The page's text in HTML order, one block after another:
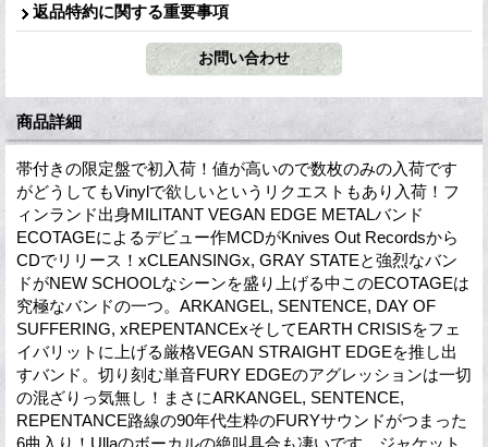
返品特約に関する重要事項
商品詳細
帯付きの限定盤で初入荷！値が高いので数枚のみの入荷です
がどうしてもVinylで欲しいというリクエストもあり入荷！フ
ィンランド出身MILITANT VEGAN EDGE METALバンド
ECOTAGEによるデビュー作MCDがKnives Out Recordsから
CDでリリース！xCLEANSINGx, GRAY STATEと強烈なバン
ドがNEW SCHOOLなシーンを盛り上げる中このECOTAGEは
究極なバンドの一つ。ARKANGEL, SENTENCE, DAY OF
SUFFERING, xREPENTANCExそしてEARTH CRISISをフェ
イバリットに上げる厳格VEGAN STRAIGHT EDGEを推し出
すバンド。切り刻む単音FURY EDGEのアグレッションは一切
の混ざりっ気無し！まさにARKANGEL, SENTENCE,
REPENTANCE路線の90年代生粋のFURYサウンドがつまった
6曲入り！Ullaのボーカルの絶叫具合も凄いです。ジャケット